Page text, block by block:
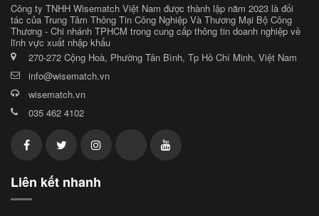
Công ty TNHH Wisematch Việt Nam được thành lập năm 2023 là đối
tác của Trung Tâm Thông Tin Công Nghiệp Và Thương Mại Bộ Công
Thương - Chi nhánh TPHCM trong cung cấp thông tin doanh nghiệp về
lĩnh vực xuất nhập khẩu
270-272 Cộng Hoà, Phường Tân Bình, Tp Hồ Chí Minh, Việt Nam
info@wisematch.vn
wisematch.vn
035 462 4102
Liên kết nhanh